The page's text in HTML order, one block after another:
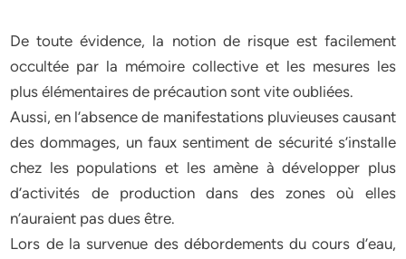
De toute évidence, la notion de risque est facilement
occultée par la mémoire collective et les mesures les
plus élémentaires de précaution sont vite oubliées.
Aussi, en l’absence de manifestations pluvieuses causant
des dommages, un faux sentiment de sécurité s’installe
chez les populations et les amène à développer plus
d’activités de production dans des zones où elles
n’auraient pas dues être.
Lors de la survenue des débordements du cours d’eau,